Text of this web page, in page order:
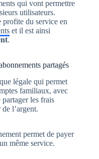
qui vont permettre
utilisateurs.
profite du service en
et il est ainsi
.
partagés
légale qui permet
familiaux, avec
partager les frais
l’argent.
permet de payer
même service.